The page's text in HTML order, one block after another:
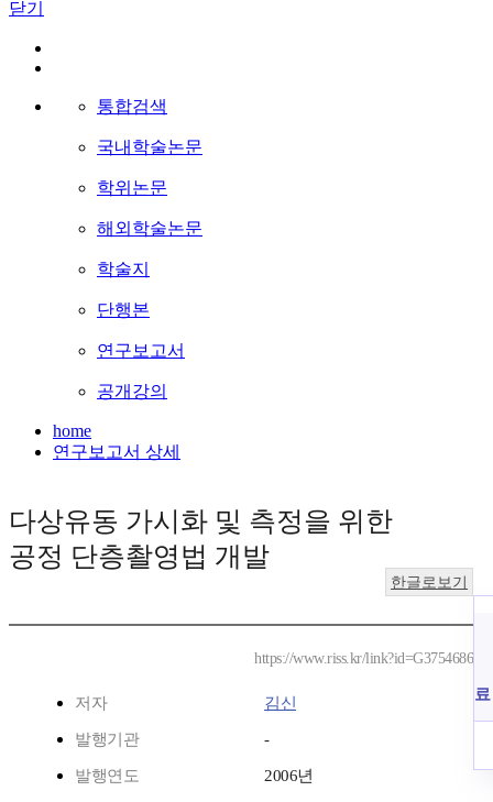
닫기
통합검색
국내학술논문
학위논문
해외학술논문
학술지
단행본
연구보고서
공개강의
home
연구보고서 상세
다상유동 가시화 및 측정을 위한
공정 단층촬영법 개발
한글로보기
https://www.riss.kr/link?id=G3754686
저자 김신
발행기관 -
발행연도 2006년
료